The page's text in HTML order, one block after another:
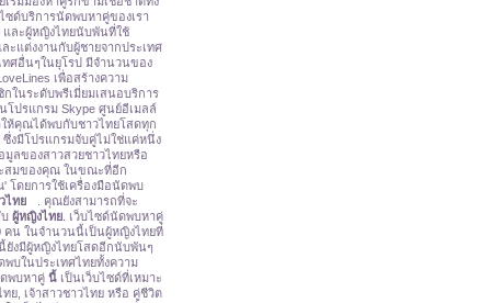
ซด์บริการนัดพบหาคู่ของเรา
และผู้หญิงไทยนับพันที่ใช้
ะแต่งงานกับผู้ชายจากประเทศ
ทศอื่นๆในยุโรป มีจำนวนของ
เพื่อสร้างความ
ในระดับพรีเมี่ยมเสนอบริการ
โปรแกรม Skype ศูนย์อีเมลล์
ให้คุณได้พบกับชาวไทยโสดทุก
งมีโปรแกรมจับคู่ไม่ใช่แค่หนึ่ง
ลของสาวสวยชาวไทยหรือ
สมของคุณ ในขณะที่อีก
ดยการใช้เครื่องมือนัดพบ
ไทย
. คุณยังสามารถที่จะ
ผู้หญิงไทย. เว็บไซด์นัดพบหาคู่
คน ในจำนวนนี้เป็นผู้หญิงไทยที่
ยังมีผู้หญิงไทยโสดอีกนับพันๆ
บในประเทศไทยทั้งความ
พบหาคู่ นี้เป็นเว็บไซด์ที่เหมาะ
ย, เจ้าสาวชาวไทย หรือ คู่ชีวิต